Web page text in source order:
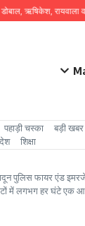
ऋषिकेश, रायवाला व
पहाड़ी चस्का
बड़ी खबर
शिक्षा
पुलिस फायर एंड
में लगभग हर घंटे एक